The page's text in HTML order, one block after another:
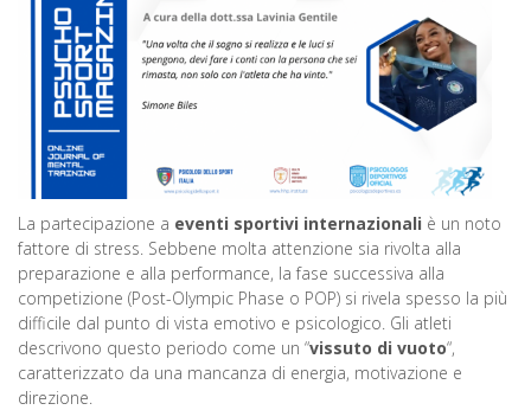
La partecipazione a eventi sportivi internazionali è un noto
fattore di stress. Sebbene molta attenzione sia rivolta alla
preparazione e alla performance, la fase successiva alla
competizione (Post-Olympic Phase o POP) si rivela spesso la più
difficile dal punto di vista emotivo e psicologico. Gli atleti
descrivono questo periodo come un “vissuto di vuoto“,
caratterizzato da una mancanza di energia, motivazione e
direzione.